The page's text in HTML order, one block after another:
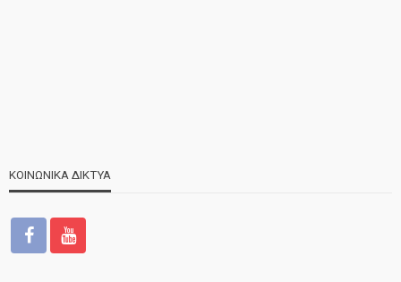
ΚΟΙΝΩΝΙΚΑ ΔΙΚΤΥΑ